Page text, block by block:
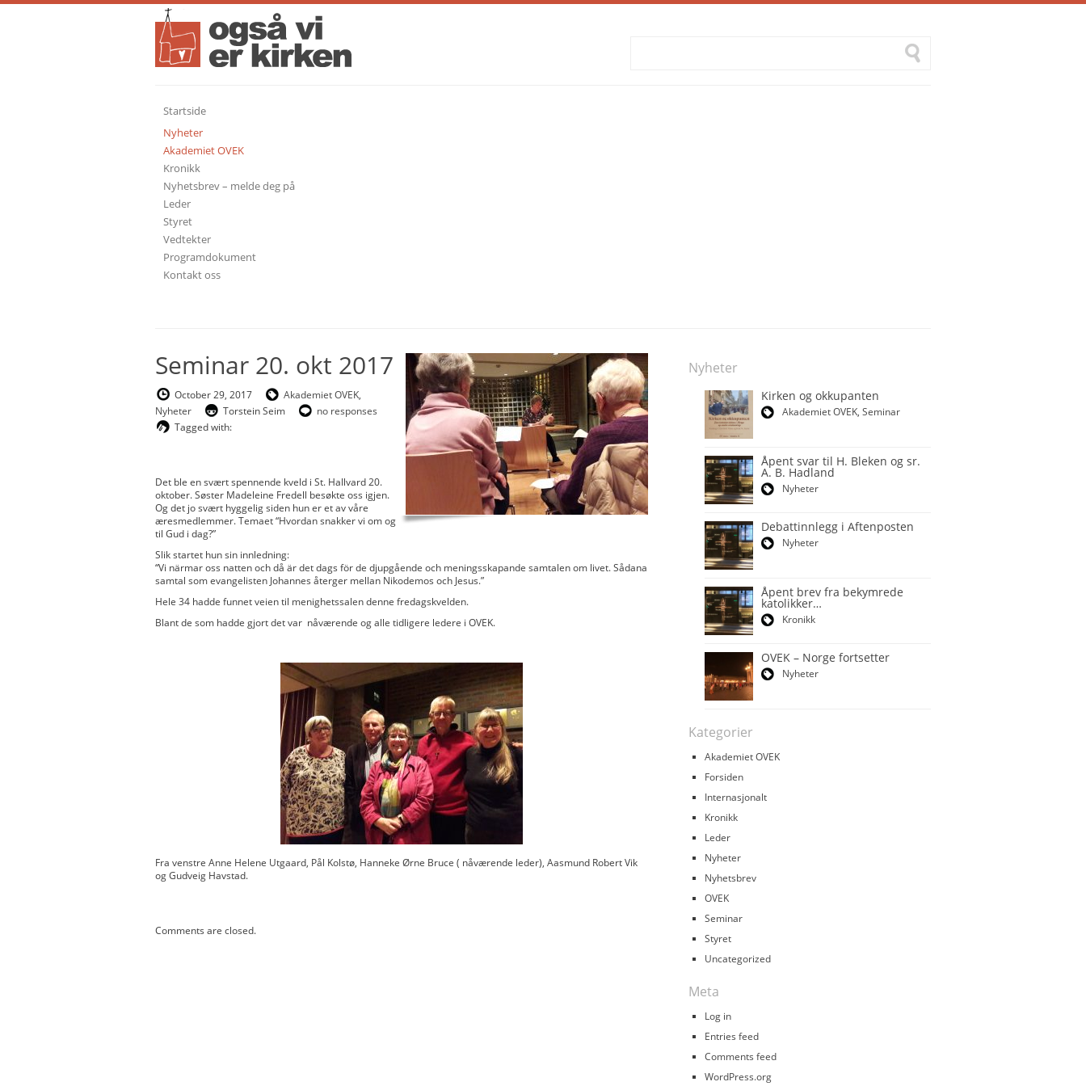
Startside
Nyheter
Akademiet OVEK
Kronikk
Nyhetsbrev – melde deg på
Leder
Styret
Vedtekter
Programdokument
Kontakt oss
Seminar 20. okt 2017
October 29, 2017 Akademiet OVEK,
Nyheter
Torstein Seim
no responses
Tagged with:
Det ble en svært spennende kveld i St. Hallvard 20.
oktober. Søster Madeleine Fredell besøkte oss igjen.
Og det jo svært hyggelig siden hun er et av våre
æresmedlemmer. Temaet “Hvordan snakker vi om og
til Gud i dag?”
Slik startet hun sin innledning:
“Vi närmar oss natten och då är det dags för de djupgående och meningsskapande samtalen om livet. Sådana
samtal som evangelisten Johannes återger mellan Nikodemos och Jesus.”
Hele 34 hadde funnet veien til menighetssalen denne fredagskvelden.
Blant de som hadde gjort det var nåværende og alle tidligere ledere i OVEK.
Fra venstre Anne Helene Utgaard, Pål Kolstø, Hanneke Ørne Bruce ( nåværende leder), Aasmund Robert Vik
og Gudveig Havstad.
Comments are closed.
Nyheter
Kirken og okkupanten
Akademiet OVEK, Seminar
Åpent svar til H. Bleken og sr.
A. B. Hadland
Nyheter
Debattinnlegg i Aftenposten
Nyheter
Åpent brev fra bekymrede
katolikker…
Kronikk
OVEK – Norge fortsetter
Nyheter
Kategorier
Akademiet OVEK
Forsiden
Internasjonalt
Kronikk
Leder
Nyheter
Nyhetsbrev
OVEK
Seminar
Styret
Uncategorized
Meta
Log in
Entries feed
Comments feed
WordPress.org